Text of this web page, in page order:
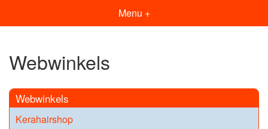
Menu +
Webwinkels
Webwinkels
Kerahairshop